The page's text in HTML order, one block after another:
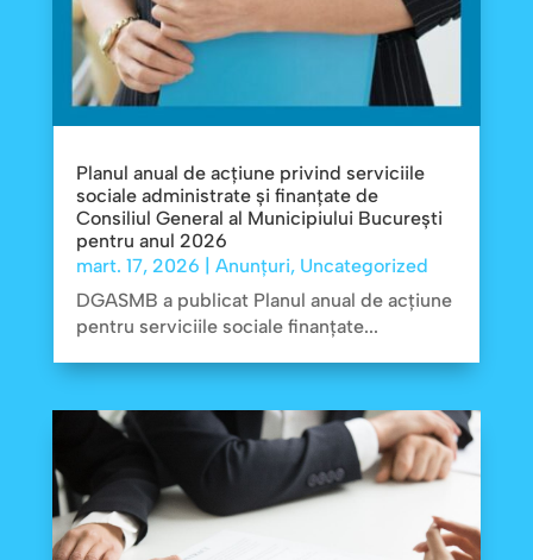
Planul anual de acțiune privind serviciile
sociale administrate și finanțate de
Consiliul General al Municipiului București
pentru anul 2026
mart. 17, 2026 | Anunțuri, Uncategorized
DGASMB a publicat Planul anual de acțiune
pentru serviciile sociale finanțate...